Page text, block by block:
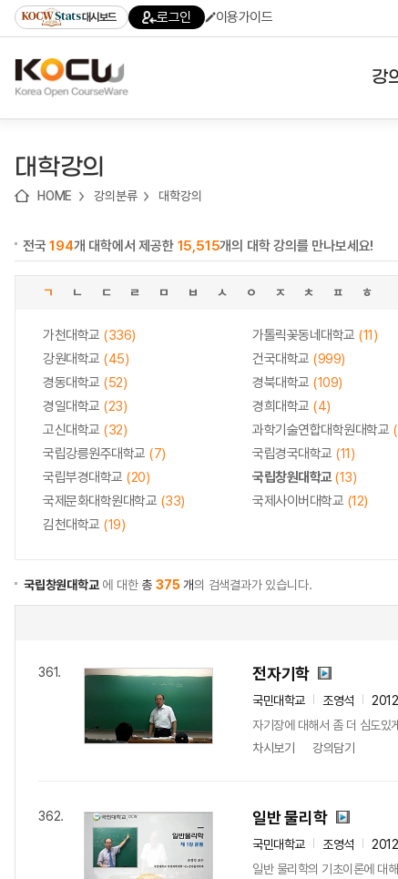
기
기
기
content)
가
대시보드 로그인 이용가이드
강
대학강의
HOME 강의분류 대학강의
전국194개 대학에서 제공한 15,515개의 대학 강의를 만나보세요!
ㄱ ㄴ ㄷ ㄹ ㅁ ㅂ ㅅ ㅇ ㅈ ㅊ ㅍ ㅎ
가천대학교 (336) 가톨릭꽃동네대학교 (11)
강원대학교 (45) 건국대학교 (999)
경동대학교 (52) 경북대학교 (109)
경일대학교 (23) 경희대학교 (4)
고신대학교 (32) 과학기술연합대학원대학교
국립강릉원주대학교 (7) 국립경국대학교 (11)
국립부경대학교 (20) 국립창원대학교(13)
국제문화대학원대학교 (33) 국제사이버대학교 (12)
김천대학교 (19)
국립창원대학교에 대한총375 개의 검색결과가 있습니다.
361. 전자기학
국민대학교 조영석
자기장에 대해서 좀 더 심도있
차시보기
강의담기
362. 일반 물리학
국민대학교 조영석
일반 물리학의 기초이론에 대